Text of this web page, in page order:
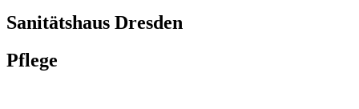
Sanitätshaus Dresden
Pflege